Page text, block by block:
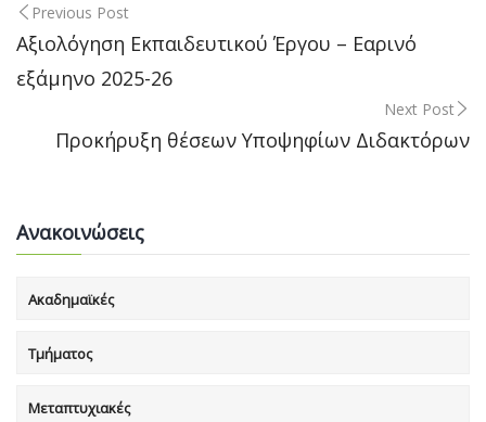
Post
navigation
Previous Post
Αξιολόγηση Εκπαιδευτικού Έργου – Εαρινό
εξάμηνο 2025-26
Next Post
Προκήρυξη θέσεων Υποψηφίων Διδακτόρων
Ανακοινώσεις
Ακαδημαϊκές
Τμήματος
Μεταπτυχιακές